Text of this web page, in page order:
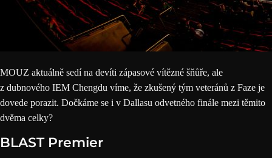
MOUZ aktuálně sedí na devíti zápasové vítězné šňůře, ale
z dubnového IEM Chengdu víme, že zkušený tým veteránů z Faze je
dovede porazit. Dočkáme se i v Dallasu odvetného finále mezi těmito
dvěma celky?
BLAST Premier